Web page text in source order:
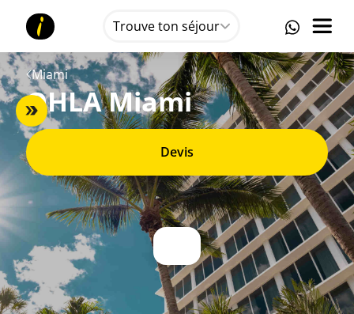
Trouve ton séjour
Miami
OHLA Miami
Devis